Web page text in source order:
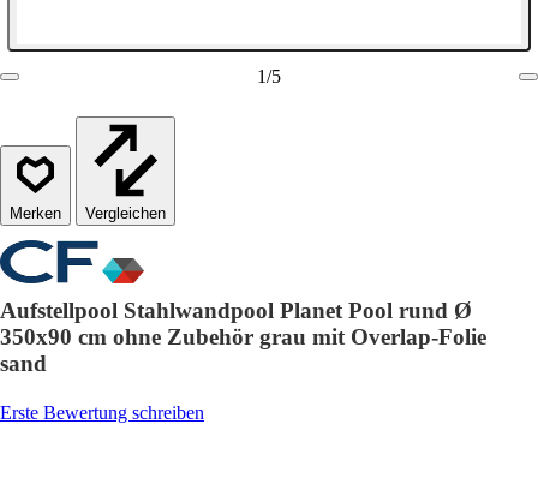
1/5
Vergleichen
Aufstellpool Stahlwandpool Planet Pool rund Ø
350x90 cm ohne Zubehör grau mit Overlap-Folie
sand
Erste Bewertung schreiben